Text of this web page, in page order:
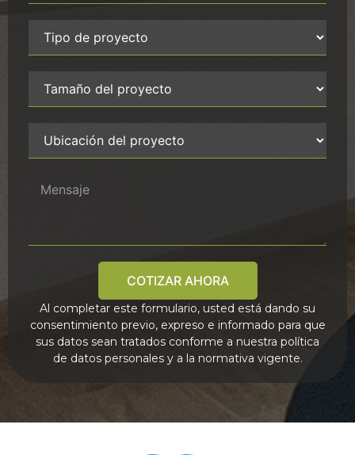
COTIZAR AHORA
Al completar este formulario, usted está dando su
consentimiento previo, expreso e informado para que
sus datos sean tratados conforme a nuestra política
de datos personales y a la normativa vigente.